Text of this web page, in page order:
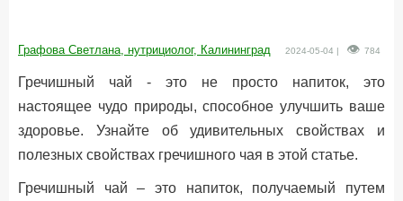
Графова Светлана, нутрициолог, Калининград 2024-05-04 | 784
Гречишный чай - это не просто напиток, это
настоящее чудо природы, способное улучшить ваше
здоровье. Узнайте об удивительных свойствах и
полезных свойствах гречишного чая в этой статье.
Гречишный чай – это напиток, получаемый путем